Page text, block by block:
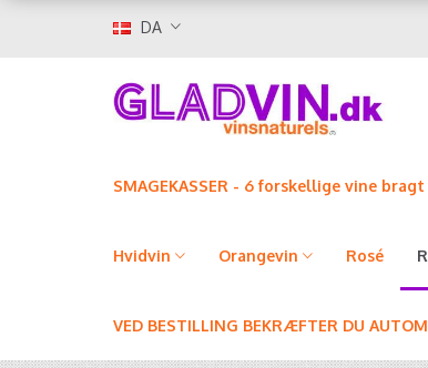
DA
SMAGEKASSER - 6 forskellige vine
Hvidvin Orangevin Rosé
VED BESTILLING BEKRÆFTER DU